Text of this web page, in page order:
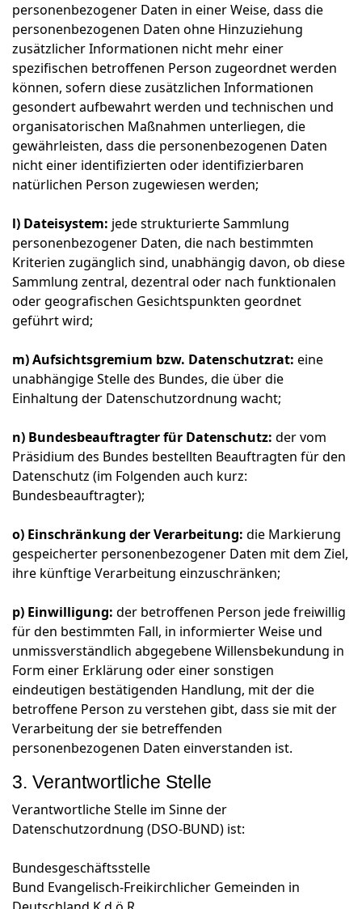
personenbezogener Daten in einer Weise, dass die
personenbezogenen Daten ohne Hinzuziehung
zusätzlicher Informationen nicht mehr einer
spezifischen betroffenen Person zugeordnet werden
können, sofern diese zusätzlichen Informationen
gesondert aufbewahrt werden und technischen und
organisatorischen Maßnahmen unterliegen, die
gewährleisten, dass die personenbezogenen Daten
nicht einer identifizierten oder identifizierbaren
natürlichen Person zugewiesen werden;
l) Dateisystem: jede strukturierte Sammlung
personenbezogener Daten, die nach bestimmten
Kriterien zugänglich sind, unabhängig davon, ob diese
Sammlung zentral, dezentral oder nach funktionalen
oder geografischen Gesichtspunkten geordnet
geführt wird;
m) Aufsichtsgremium bzw. Datenschutzrat: eine
unabhängige Stelle des Bundes, die über die
Einhaltung der Datenschutzordnung wacht;
n) Bundesbeauftragter für Datenschutz: der vom
Präsidium des Bundes bestellten Beauftragten für den
Datenschutz (im Folgenden auch kurz:
Bundesbeauftragter);
o) Einschränkung der Verarbeitung: die Markierung
gespeicherter personenbezogener Daten mit dem Ziel,
ihre künftige Verarbeitung einzuschränken;
p) Einwilligung: der betroffenen Person jede freiwillig
für den bestimmten Fall, in informierter Weise und
unmissverständlich abgegebene Willensbekundung in
Form einer Erklärung oder einer sonstigen
eindeutigen bestätigenden Handlung, mit der die
betroffene Person zu verstehen gibt, dass sie mit der
Verarbeitung der sie betreffenden
personenbezogenen Daten einverstanden ist.
3. Verantwortliche Stelle
Verantwortliche Stelle im Sinne der
Datenschutzordnung (DSO-BUND) ist:
Bundesgeschäftsstelle
Bund Evangelisch-Freikirchlicher Gemeinden in